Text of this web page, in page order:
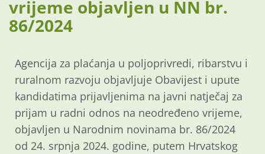
vrijeme objavljen u NN br.
86/2024
Agencija za plaćanja u poljoprivredi, ribarstvu i
ruralnom razvoju objavljuje Obavijest i upute
kandidatima prijavljenima na javni natječaj za
prijam u radni odnos na neodređeno vrijeme,
objavljen u Narodnim novinama br. 86/2024
od 24. srpnja 2024. godine, putem Hrvatskog